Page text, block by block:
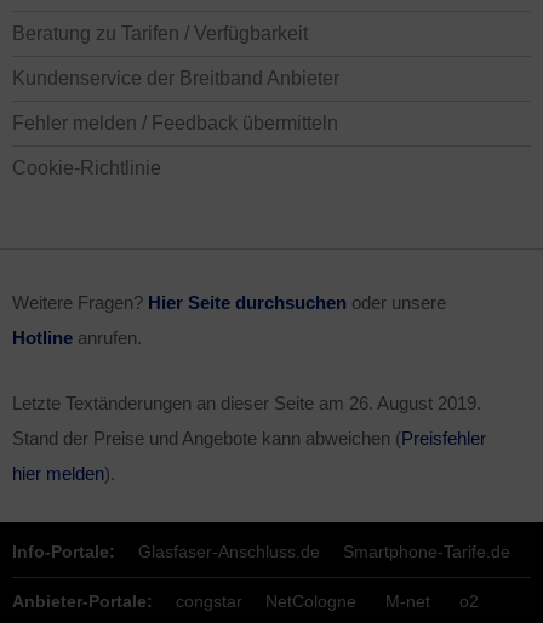
Beratung zu Tarifen / Verfügbarkeit
Kundenservice der Breitband Anbieter
Fehler melden / Feedback übermitteln
Cookie-Richtlinie
Weitere Fragen? Hier Seite durchsuchen oder unsere
Hotline anrufen.
Letzte Textänderungen an dieser Seite am 26. August 2019.
Stand der Preise und Angebote kann abweichen (Preisfehler
hier melden).
Info-Portale: Glasfaser-Anschluss.de Smartphone-Tarife.de
Anbieter-Portale: congstar NetCologne M-net o2